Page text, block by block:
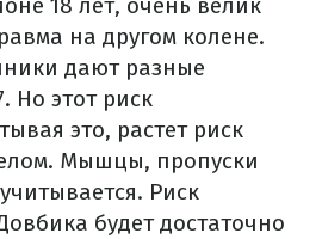
18 лет, очень велик
на другом колене.
дают разные
Но этот риск
это, растет риск
Мышцы, пропуски
Риск
будет достаточно